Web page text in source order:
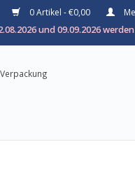
0 Artikel - €0,00
und 09.09.2026